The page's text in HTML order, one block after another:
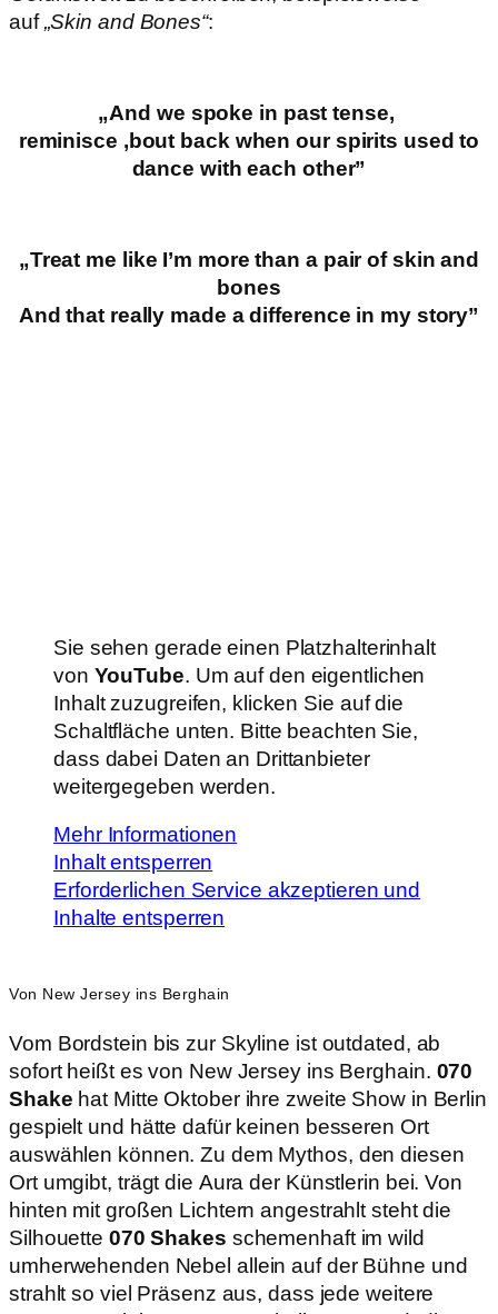
auf„Skin and Bones“:
„And we spoke in past tense,
reminisce ‚bout back when our spirits used to
dance with each other”
„Treat me like I’m more than a pair of skin and
bones
And that really made a difference in my story”
Sie sehen gerade einen Platzhalterinhalt
von YouTube. Um auf den eigentlichen
Inhalt zuzugreifen, klicken Sie auf die
Schaltfläche unten. Bitte beachten Sie,
dass dabei Daten an Drittanbieter
weitergegeben werden.
Mehr Informationen
Inhalt entsperren
Erforderlichen Service akzeptieren und
Inhalte entsperren
Von New Jersey ins Berghain
Vom Bordstein bis zur Skyline ist outdated, ab
sofort heißt es von New Jersey ins Berghain. 070
Shake hat Mitte Oktober ihre zweite Show in Berlin
gespielt und hätte dafür keinen besseren Ort
auswählen können. Zu dem Mythos, den diesen
Ort umgibt, trägt die Aura der Künstlerin bei. Von
hinten mit großen Lichtern angestrahlt steht die
Silhouette 070 Shakes schemenhaft im wild
umherwehenden Nebel allein auf der Bühne und
strahlt so viel Präsenz aus, dass jede weitere